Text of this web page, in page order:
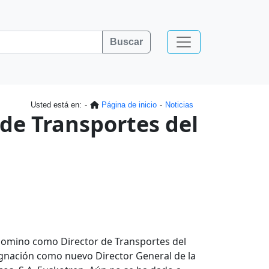
Buscar
Usted está en: Página de inicio Noticias
Transportes del
como Director de Transportes del
como nuevo Director General de la